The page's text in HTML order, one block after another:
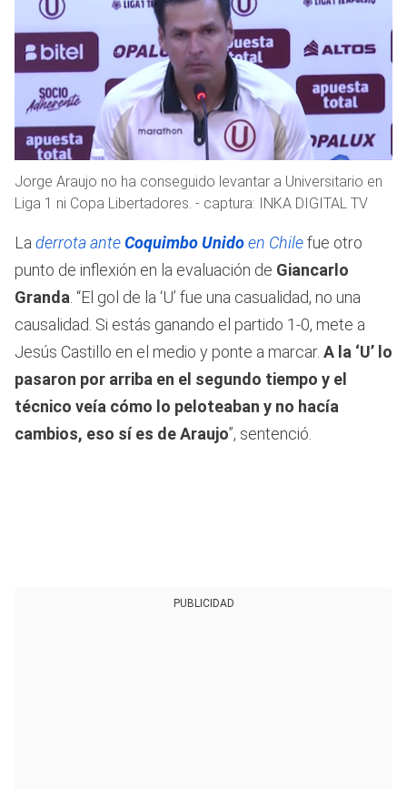
Jorge Araujo no ha conseguido levantar a Universitario en
Liga 1 ni Copa Libertadores. - captura: INKA DIGITAL TV
La derrota anteCoquimbo Unidoen Chilefue otro
punto de inflexión en la evaluación de Giancarlo
Granda . “El gol de la ‘U’ fue una casualidad, no una
causalidad. Si estás ganando el partido 1-0, mete a
Jesús Castillo en el medio y ponte a marcar. A la ‘U’ lo
pasaron por arriba en el segundo tiempo y el
técnico veía cómo lo peloteaban y no hacía
cambios, eso sí es de Araujo”, sentenció.
PUBLICIDAD